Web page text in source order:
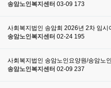
송암노인복지센터 03-09 173
사회복지법인 송암회 2026년 2차 임
송암노인복지센터 02-24 195
사회복지법인 송암노인요양원/송암노
송암노인복지센터 02-09 237